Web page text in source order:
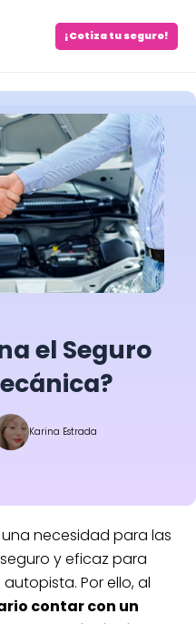
¡Cotiza tu seguro!
el Seguro
Karina Estrada
necesidad para las
y eficaz para
Por ello, al
contar con un